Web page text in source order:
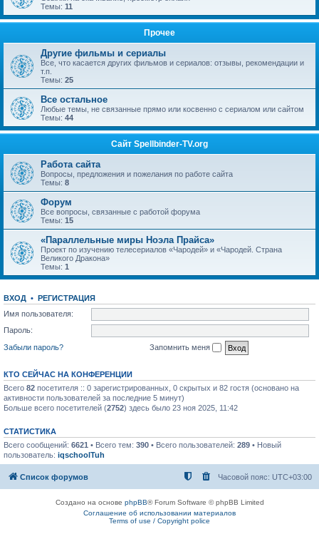
Темы: 11
Прочее
Другие фильмы и сериалы
Все, что касается других фильмов и сериалов: отзывы, рекомендации и
т.п.
Темы: 25
Все остальное
Любые темы, не связанные прямо или косвенно с сериалом или сайтом
Темы: 44
Сайт Spellbinder-TV.org
Работа сайта
Вопросы, предложения и пожелания по работе сайта
Темы: 8
Форум
Все вопросы, связанные с работой форума
Темы: 15
«Параллельные миры Ноэла Прайса»
Проект по изучению телесериалов «Чародей» и «Чародей. Страна
Великого Дракона»
Темы: 1
ВХОД • РЕГИСТРАЦИЯ
Имя пользователя:
Пароль:
Забыли пароль?
Запомнить меня
КТО СЕЙЧАС НА КОНФЕРЕНЦИИ
Всего 82 посетителя :: 0 зарегистрированных, 0 скрытых и 82 гостя (основано на
активности пользователей за последние 5 минут)
Больше всего посетителей (2752) здесь было 23 ноя 2025, 11:42
СТАТИСТИКА
Всего сообщений: 6621 • Всего тем: 390 • Всего пользователей: 289 • Новый
пользователь: iqschoolTuh
Список форумов Часовой пояс: UTC+03:00
Создано на основе phpBB® Forum Software © phpBB Limited
Соглашение об использовании материалов
Terms of use / Copyright police